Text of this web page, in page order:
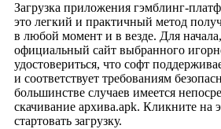
Загрузка приложения гэмблинг-
это легкий и практичный метод
в любой момент и в везде. Для
официальный сайт выбранного
удостовериться, что софт
и соответствует требованиям
большинстве случаев имеется
скачивание архива.apk. Кликните на
стартовать загрузку.